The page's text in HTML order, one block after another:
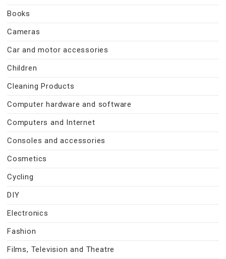
Books
Cameras
Car and motor accessories
Children
Cleaning Products
Computer hardware and software
Computers and Internet
Consoles and accessories
Cosmetics
Cycling
DIY
Electronics
Fashion
Films, Television and Theatre